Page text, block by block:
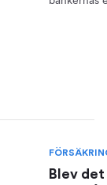
Blev